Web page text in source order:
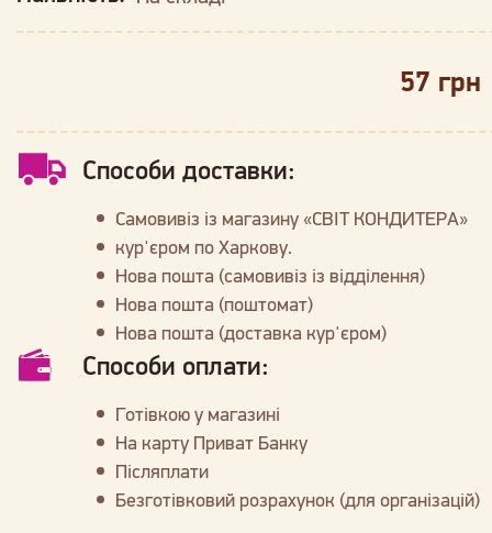
57 грн
Способи доставки:
Самовивіз із магазину «СВІТ КОНДИТЕРА»
кур'єром по Харкову.
Нова пошта (самовивіз із відділення)
Нова пошта (поштомат)
Нова пошта (доставка кур'єром)
Способи оплати:
Готівкою у магазині
На карту Приват Банку
Післяплати
Безготівковий розрахунок (для організацій)